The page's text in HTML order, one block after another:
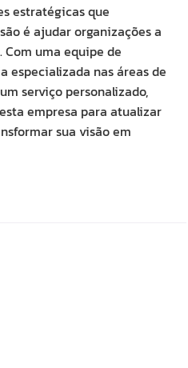
estratégicas que
é ajudar organizações a
uma equipe de
especializada nas áreas de
serviço personalizado,
empresa para atualizar
sua visão em